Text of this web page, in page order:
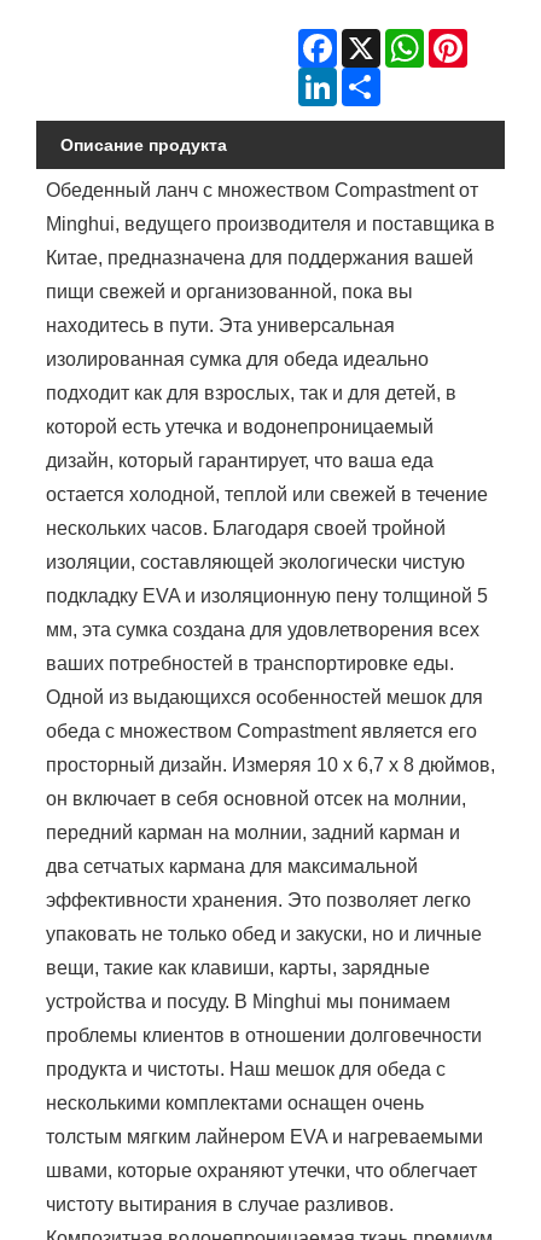
Facebook
X WhatsApp
LinkedIn
Описание продукта
Обеденный ланч с множеством Compastment от
Minghui, ведущего производителя и поставщика в
Китае, предназначена для поддержания вашей
пищи свежей и организованной, пока вы
находитесь в пути. Эта универсальная
изолированная сумка для обеда идеально
подходит как для взрослых, так и для детей, в
которой есть утечка и водонепроницаемый
дизайн, который гарантирует, что ваша еда
остается холодной, теплой или свежей в течение
нескольких часов. Благодаря своей тройной
изоляции, составляющей экологически чистую
подкладку EVA и изоляционную пену толщиной 5
мм, эта сумка создана для удовлетворения всех
ваших потребностей в транспортировке еды.
Одной из выдающихся особенностей мешок для
обеда с множеством Compastment является его
просторный дизайн. Измеряя 10 x 6,7 х 8 дюймов,
он включает в себя основной отсек на молнии,
передний карман на молнии, задний карман и
два сетчатых кармана для максимальной
эффективности хранения. Это позволяет легко
упаковать не только обед и закуски, но и личные
вещи, такие как клавиши, карты, зарядные
устройства и посуду. В Minghui мы понимаем
проблемы клиентов в отношении долговечности
продукта и чистоты. Наш мешок для обеда с
несколькими комплектами оснащен очень
толстым мягким лайнером EVA и нагреваемыми
швами, которые охраняют утечки, что облегчает
чистоту вытирания в случае разливов.